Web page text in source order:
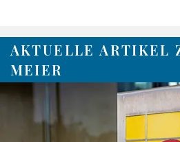
AKTUELLE ARTIKEL
MEIER